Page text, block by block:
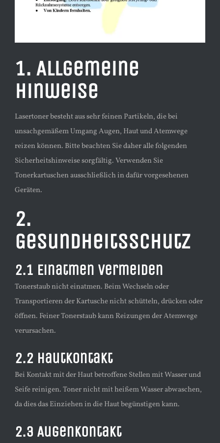
1. Allgemeine
Hinweise
Lasertoner besteht aus sehr feinen Partikeln, die bei
unsachgemäßem Umgang Augen, Haut und Atemwege
reizen können. Bitte beachten Sie daher alle folgenden
Sicherheitshinweise sorgfältig. Verwenden Sie
Tonerkartuschen ausschließlich in dafür vorgesehenen
Geräten.
2.
Gesundheitsschutz
2.1 Einatmen vermeiden
Tonerstaub nicht einatmen. Beim Wechseln oder
Transportieren der Kartusche nicht schütteln, drücken oder
öffnen. Feiner Tonerstaub kann Reizungen der Atemwege
verursachen.
2.2 Hautkontakt
Bei Kontakt mit der Haut betroffene Stellen mit Wasser und
Seife reinigen. Toner nicht mit heißem Wasser abwaschen,
da dies das Einziehen in die Haut begünstigen kann.
2.3 Augenkontakt